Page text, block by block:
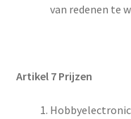
van redenen te
Artikel 7 Prijzen